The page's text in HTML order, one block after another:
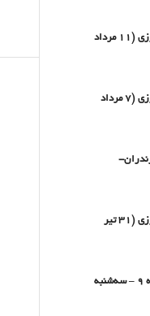
پیش بینی و توصیه های کشاورزی (11 مرداد
پیش بینی و توصیه های کشاورزی (7 مرداد
پیش بینی و توصیه های کشاورزی (31 تیر
هشدار جوی سطح نارنجی شماره 9 – سه‌شنبه